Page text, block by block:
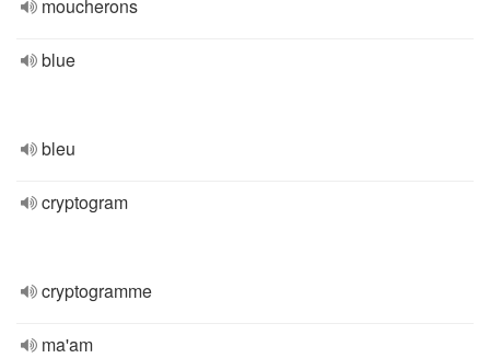
moucherons
blue
bleu
cryptogram
cryptogramme
ma'am